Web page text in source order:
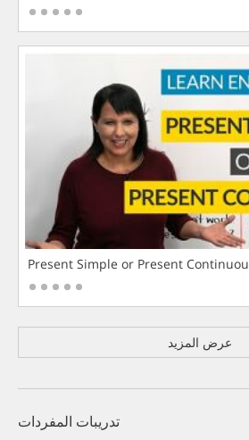
Present Simple or Present
عرض المزيد
تدريبات المفردات